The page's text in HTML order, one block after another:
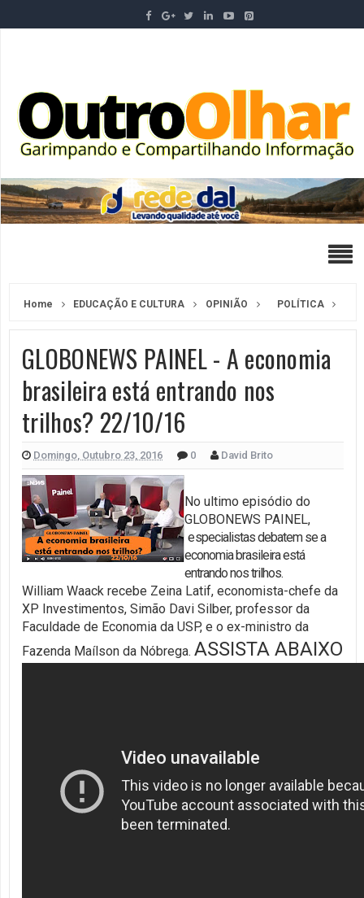
Home EDUCAÇÃO E CULTURA OPINIÃO POLÍTICA
GLOBONEWS PAINEL - A economia
brasileira está entrando nos
trilhos? 22/10/16
Domingo, Outubro 23, 2016 0 David Brito
No ultimo episódio do
GLOBONEWS PAINEL,
especialistas debatem se a
economia brasileira está
entrando nos trilhos.
William Waack recebe Zeina Latif, economista-chefe da
XP Investimentos, Simão Davi Silber, professor da
Faculdade de Economia da USP, e o ex-ministro da
Fazenda Maílson da Nóbrega. ASSISTA ABAIXO